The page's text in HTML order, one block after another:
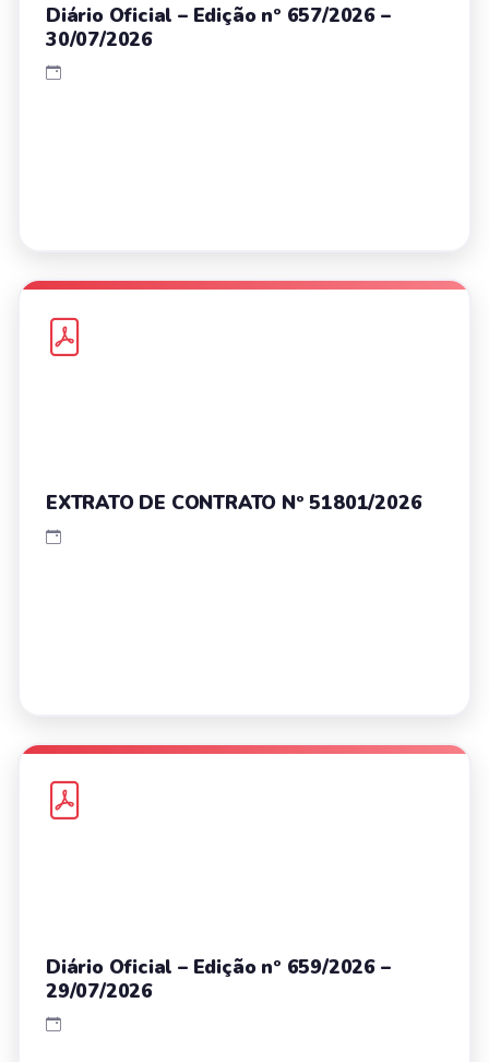
Diário Oficial – Edição nº 657/2026 –
30/07/2026
EXTRATO DE CONTRATO Nº 51801/2026
Diário Oficial – Edição nº 659/2026 –
29/07/2026